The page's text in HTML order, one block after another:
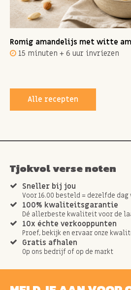
Romig amandelijs met witte
15 minuten + 6 uur invriezen
Alle recepten
Tjokvol verse noten
Sneller bij jou
Voor 16.00 besteld = dezelfde dag
100% kwaliteitsgarantie
Dé allerbeste kwaliteit voor de
10x échte verkooppunten
Proef, bekijk en ervaar onze
Gratis afhalen
Op ons bedrijf of op de markt